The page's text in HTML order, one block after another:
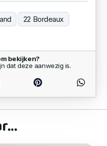
22 Bordeaux
bekijken?
dat deze aanwezig is.